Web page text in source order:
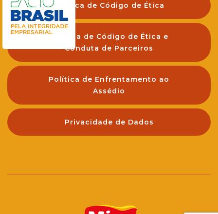
Política de Código de Ética
Política de Código de Ética e
Conduta de Parceiros
Política de Enfrentamento ao
Assédio
Privacidade de Dados